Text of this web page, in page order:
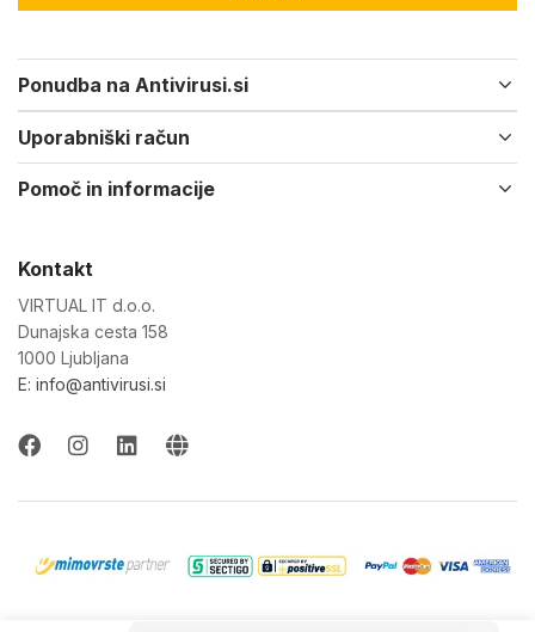
Ponudba na Antivirusi.si
Uporabniški račun
Pomoč in informacije
Kontakt
VIRTUAL IT d.o.o.
Dunajska cesta 158
1000 Ljubljana
E: info@antivirusi.si